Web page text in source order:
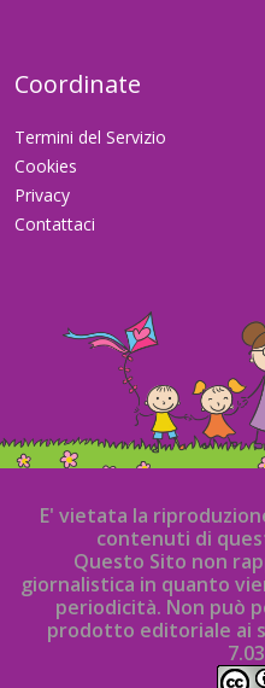
Coordinate
Termini del Servizio
Cookies
Privacy
Contattaci
E' vietata la
contenuti di
Questo Sito non
giornalistica in quanto
periodicità. Non può
prodotto editoriale ai